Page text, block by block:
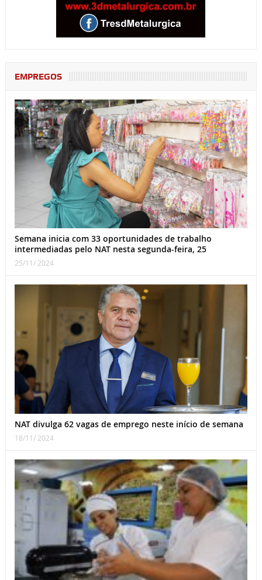
EMPREGOS
Semana inicia com 33 oportunidades de trabalho
intermediadas pelo NAT nesta segunda-feira, 25
25/11/ 2024
NAT divulga 62 vagas de emprego neste início de semana
18/11/ 2024